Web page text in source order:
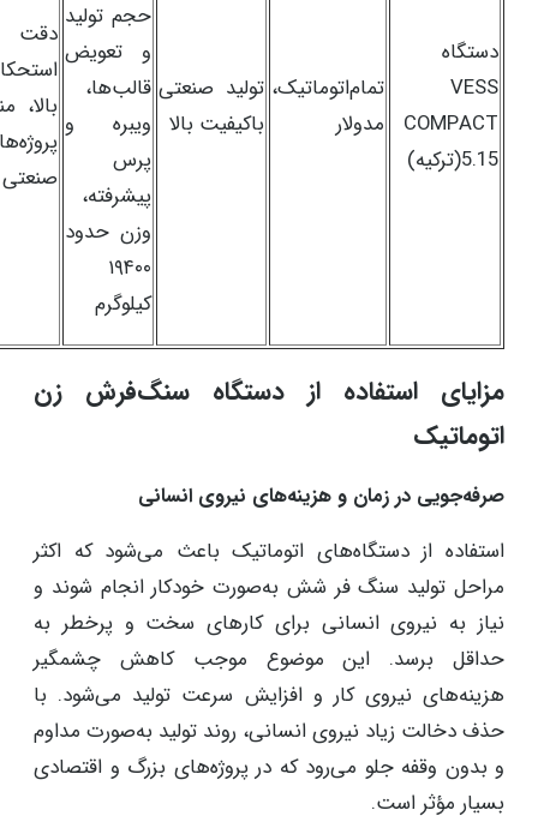
دستگاه
VESS
COMPACT
5.15(ترکیه)
تمام‌اتوماتیک،
مدولار
تولید صنعتی
باکیفیت بالا
حجم تولید
و تعویض
قالب‌ها،
ویبره و
پرس
پیشرفته،
وزن حدود
۱۹۴۰۰
کیلوگرم
استحکام
بالا،
صنعتی
مزایای استفاده از دستگاه سنگ‌فرش زن
اتوماتیک
صرفه‌جویی در زمان و هزینه‌های نیروی انسانی
استفاده از دستگاه‌های اتوماتیک باعث می‌شود که اکثر
مراحل تولید سنگ فر شش به‌صورت خودکار انجام شوند و
نیاز به نیروی انسانی برای کارهای سخت و پرخطر به
حداقل برسد. این موضوع موجب کاهش چشمگیر
هزینه‌های نیروی کار و افزایش سرعت تولید می‌شود. با
حذف دخالت زیاد نیروی انسانی، روند تولید به‌صورت مداوم
و بدون وقفه جلو می‌رود که در پروژه‌های بزرگ و اقتصادی
بسیار مؤثر است. ​